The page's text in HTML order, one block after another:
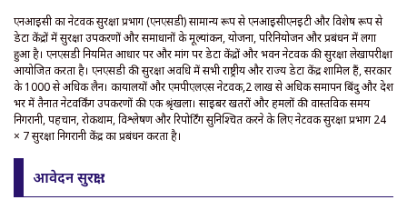
एनआईसी का नेटवर्क सुरक्षा प्रभाग (एनएसडी) सामान्य रूप से एनआईसीएनईटी और विशेष रूप से
डेटा केंद्रों में सुरक्षा उपकरणों और समाधानों के मूल्यांकन, योजना, परिनियोजन और प्रबंधन में लगा
हुआ है। एनएसडी नियमित आधार पर और मांग पर डेटा केंद्रों और भवन नेटवर्क की सुरक्षा लेखापरीक्षा
आयोजित करता है। एनएसडी की सुरक्षा अवधि में सभी राष्ट्रीय और राज्य डेटा केंद्र शामिल हैं, सरकार
के 1000 से अधिक लैन। कार्यालयों और एमपीएलएस नेटवर्क,2 लाख से अधिक समापन बिंदु और देश
भर में तैनात नेटवर्किंग उपकरणों की एक श्रृंखला। साइबर खतरों और हमलों की वास्तविक समय
निगरानी, पहचान, रोकथाम, विश्लेषण और रिपोर्टिंग सुनिश्चित करने के लिए नेटवर्क सुरक्षा प्रभाग 24
× 7 सुरक्षा निगरानी केंद्र का प्रबंधन करता है।
आवेदन सुरक्षा :